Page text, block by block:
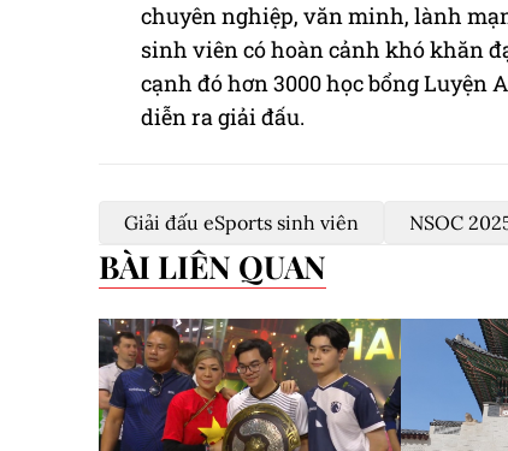
chuyên nghiệp, văn minh, lành
sinh viên có hoàn cảnh khó khăn
cạnh đó hơn 3000 học bổng Luyện
diễn ra giải đấu.
Giải đấu eSports sinh viên NSOC
BÀI LIÊN QUAN